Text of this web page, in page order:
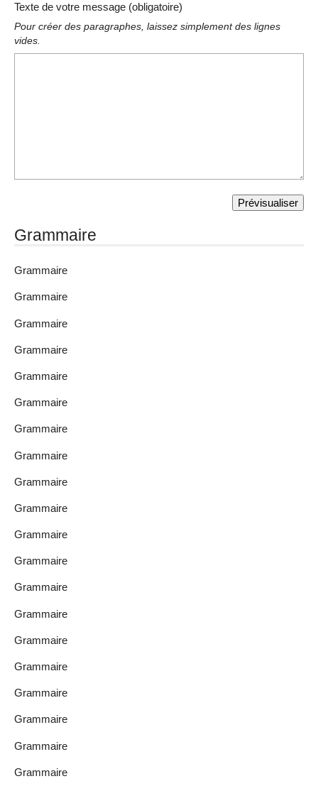
Texte de votre message (obligatoire)
Pour créer des paragraphes, laissez simplement des lignes
vides.
Grammaire
Grammaire
Grammaire
Grammaire
Grammaire
Grammaire
Grammaire
Grammaire
Grammaire
Grammaire
Grammaire
Grammaire
Grammaire
Grammaire
Grammaire
Grammaire
Grammaire
Grammaire
Grammaire
Grammaire
Grammaire